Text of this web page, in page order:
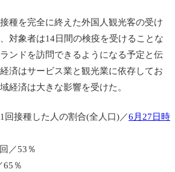
種を完全に終えた外国人観光客の受け
対象者は14日間の検疫を受けることな
ンドを訪問できるようになる予定と伝
済はサービス業と観光業に依存してお
経済は大きな影響を受けた。
回接種した人の割合(全人口)／6月27日時
／53％
65％